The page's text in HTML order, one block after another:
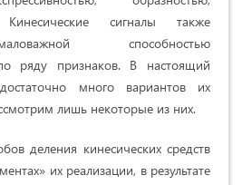
Кинесические сигналы также
способностью
ряду признаков. В настоящий
много вариантов их
лишь некоторые из них.
деления кинесических средств
их реализации, в результате